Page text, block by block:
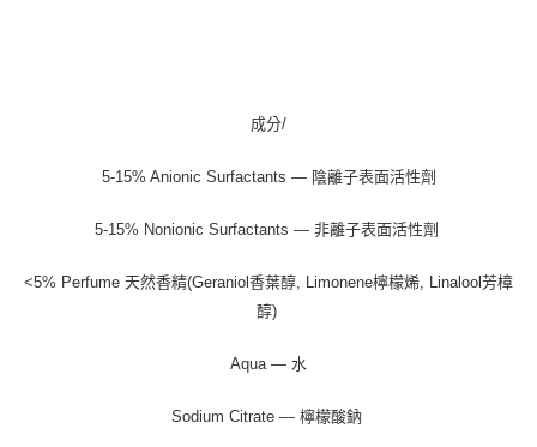
成分/
5-15% Anionic Surfactants — 陰離子表面活性劑
5-15% Nonionic Surfactants — 非離子表面活性劑
<5% Perfume 天然香精(Geraniol香葉醇, Limonene檸檬烯, Linalool芳樟
醇)
Aqua — 水
Sodium Citrate — 檸檬酸鈉